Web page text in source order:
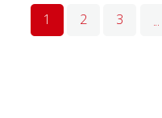
1 2 3 ...